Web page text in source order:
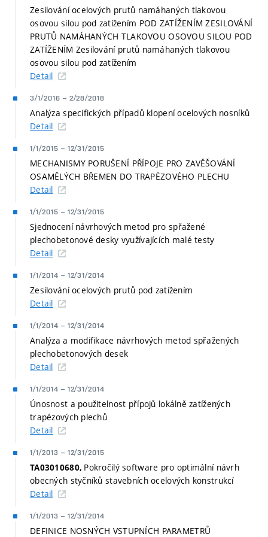
Zesilování ocelových prutů namáhaných tlakovou
osovou silou pod zatížením POD ZATÍŽENÍM ZESILOVÁNÍ
PRUTŮ NAMÁHANÝCH TLAKOVOU OSOVOU SILOU POD
ZATÍŽENÍM Zesilování prutů namáhaných tlakovou
osovou silou pod zatížením
Detail
3/1/2016 – 2/28/2018
Analýza specifických případů klopení ocelových nosníků
Detail
1/1/2015 – 12/31/2015
MECHANISMY PORUŠENÍ PŘÍPOJE PRO ZAVĚŠOVÁNÍ
OSAMĚLÝCH BŘEMEN DO TRAPÉZOVÉHO PLECHU
Detail
1/1/2015 – 12/31/2015
Sjednocení návrhových metod pro spřažené
plechobetonové desky využívajících malé testy
Detail
1/1/2014 – 12/31/2014
Zesilování ocelových prutů pod zatížením
Detail
1/1/2014 – 12/31/2014
Analýza a modifikace návrhových metod spřažených
plechobetonových desek
Detail
1/1/2014 – 12/31/2014
Únosnost a použitelnost přípojů lokálně zatížených
trapézových plechů
Detail
1/1/2013 – 12/31/2015
TA03010680, Pokročilý software pro optimální návrh
obecných styčníků stavebních ocelových konstrukcí
Detail
1/1/2013 – 12/31/2014
DEFINICE NOSNÝCH VSTUPNÍCH PARAMETRŮ